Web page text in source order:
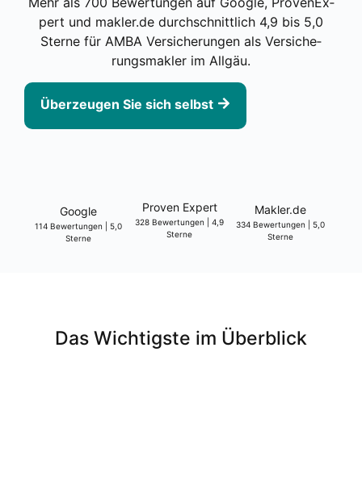
pert und makler.de durch­schnitt­lich 4,9 bis 5,0
Ster­ne für AMBA Ver­si­che­run­gen als Ver­si­che­
rungs­mak­ler im All­gäu.
Über­zeu­gen Sie sich selbst
Goog­le
114 Bewer­tun­gen | 5,0
Ster­ne
Pro­ven Expert
328 Bewer­tun­gen | 4,9
Ster­ne
Makler.de
334 Bewer­tun­gen | 5,0
Ster­ne
Das Wich­tigs­te im Über­blick